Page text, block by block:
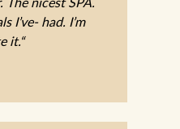
I’ve- had. I’m
it.“